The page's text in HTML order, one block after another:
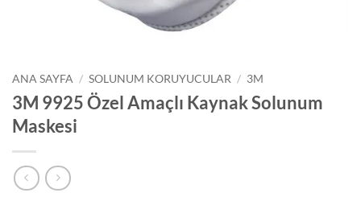
ANA SAYFA / SOLUNUM KORUYUCULAR / 3M
3M 9925 Özel Amaçlı Kaynak Solunum
Maskesi